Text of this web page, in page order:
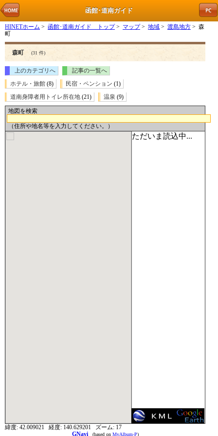
函館･道南ガイド
HINETホーム > 函館･道南ガイド トップ> マップ> 地域 > 渡島地方 > 森
町
森町 (31 件)
上のカテゴリへ
記事の一覧へ
ホテル・旅館 (8) 民宿・ペンション (1)
道南身障者用トイレ所在地 (21) 温泉 (9)
地図を検索
（住所や地名等を入力してください。）
ただいま読込中...
緯度: 42.009021 経度: 140.629201 ズーム: 17
GNavi
(based on MyAlbum-P)